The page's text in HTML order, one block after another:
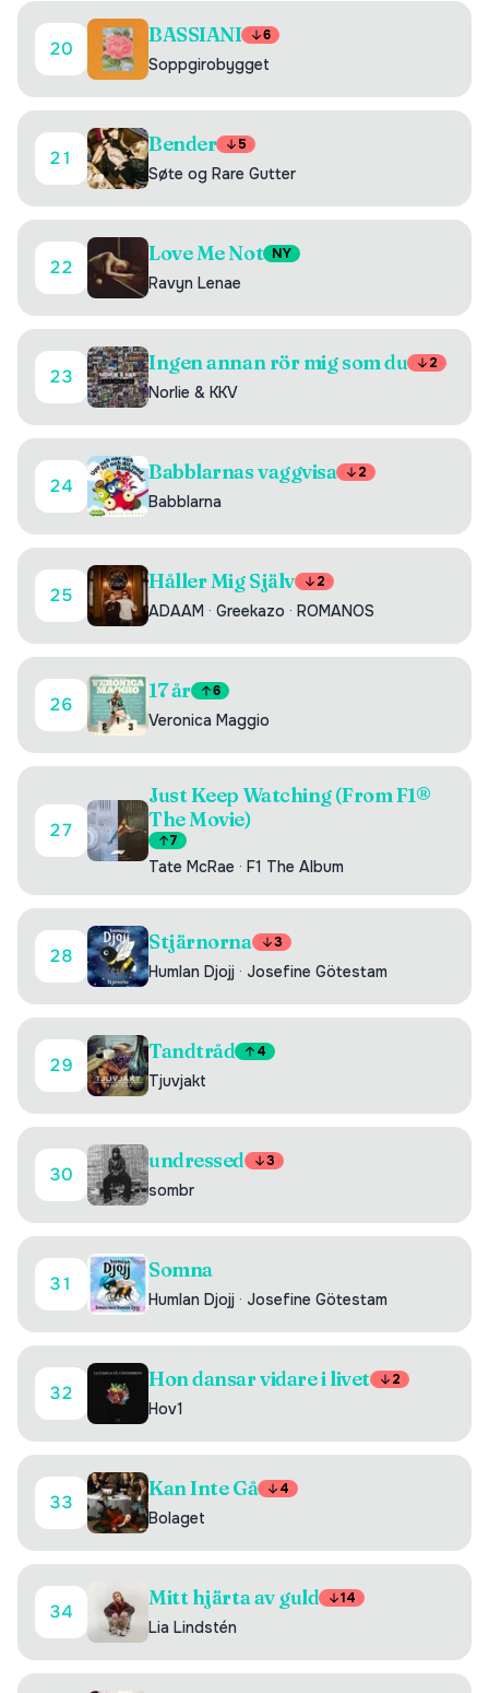
20
BASSIANI 6
Soppgirobygget
21
Bender 5
Søte og Rare Gutter
22
Love Me Not NY
Ravyn Lenae
23
Ingen annan rör mig som du 2
Norlie & KKV
24
Babblarnas vaggvisa 2
Babblarna
25
Håller Mig Själv 2
ADAAM · Greekazo · ROMANOS
26
17 år 6
Veronica Maggio
27
Just Keep Watching (From F1®
The Movie)
7
Tate McRae · F1 The Album
28
Stjärnorna 3
Humlan Djojj · Josefine Götestam
29
Tandtråd 4
Tjuvjakt
30
undressed 3
sombr
31
Somna
Humlan Djojj · Josefine Götestam
32
Hon dansar vidare i livet 2
Hov1
33
Kan Inte Gå 4
Bolaget
34
Mitt hjärta av guld 14
Lia Lindstén